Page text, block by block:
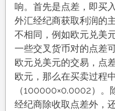
响。首先是点差，即买
外汇经纪商获取利润的
不相同，例如欧元兑美
一些交叉货币对的点差
欧元兑美元的交易，点
欧元，那么在买卖过程
（100000×0.0002）。
经纪商除收取点差外，